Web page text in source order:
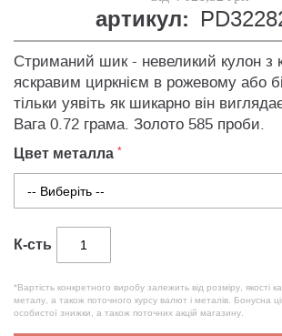
артикул:
Стриманий шик - невеликий кулон з
яскравим циркнієм в рожевому або
тільки уявіть як шикарно він
Вага 0.72 грама. Золото 585 проби.
Цвет металла
К-сть
*Вартість конкретного виробу залежить від розміру, якості
металу, а також поточного курсу валют і металів. Бонусна
особистої знижки, а також поточних акцій магазину.